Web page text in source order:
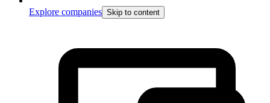
Explore companies Skip to content